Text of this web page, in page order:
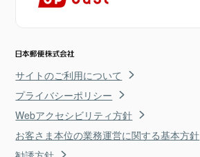
サイトのご利用について
プライバシーポリシー
Webアクセシビリティ方針
お客さま本位の業務運営に関する基本方針